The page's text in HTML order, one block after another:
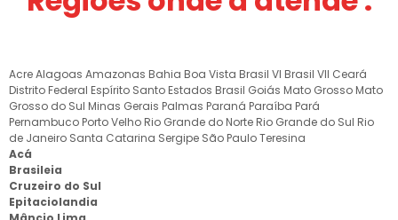
AcreAlagoas Amazonas Bahia Boa Vista Brasil VI Brasil VII Ceará
Distrito Federal Espírito Santo Estados Brasil Goiás Mato Grosso Mato
Grosso do Sul Minas Gerais Palmas Paraná Paraíba Pará
Pernambuco Porto Velho Rio Grande do Norte Rio Grande do Sul Rio
de Janeiro Santa Catarina Sergipe São PauloTeresina
Acá
Brasileia
Cruzeiro do Sul
Epitaciolandia